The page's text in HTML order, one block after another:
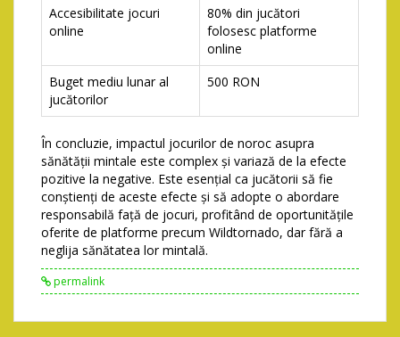
Accesibilitate jocuri
online
80% din jucători
folosesc platforme
online
Buget mediu lunar al
jucătorilor
500 RON
În concluzie, impactul jocurilor de noroc asupra
sănătății mintale este complex și variază de la efecte
pozitive la negative. Este esențial ca jucătorii să fie
conștienți de aceste efecte și să adopte o abordare
responsabilă față de jocuri, profitând de oportunitățile
oferite de platforme precum Wildtornado, dar fără a
neglija sănătatea lor mintală.
permalink